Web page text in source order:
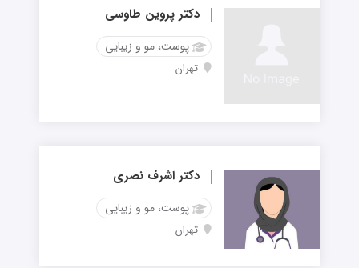
دکتر پروین طاوسی
پوست، مو و زیبایی
تهران
دکتر اشرف نصری
پوست، مو و زیبایی
تهران